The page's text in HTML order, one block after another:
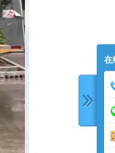
在